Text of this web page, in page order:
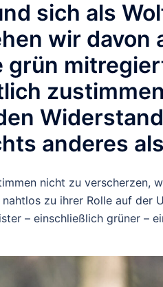
sich als
wir davon
grün
anderes
nicht zu verscherzen,
zu ihrer Rolle auf der
– einschließlich grüner –